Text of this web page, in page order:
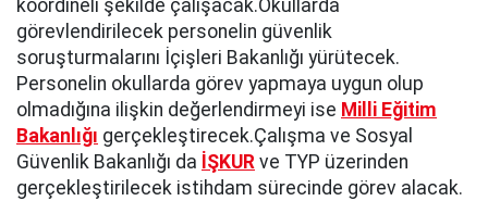
koordineli şekilde çalışacak.Okullarda
görevlendirilecek personelin güvenlik
soruşturmalarını İçişleri Bakanlığı yürütecek.
Personelin okullarda görev yapmaya uygun olup
olmadığına ilişkin değerlendirmeyi ise Milli Eğitim
Bakanlığı gerçekleştirecek.Çalışma ve Sosyal
Güvenlik Bakanlığı da İŞKUR ve TYP üzerinden
gerçekleştirilecek istihdam sürecinde görev alacak.